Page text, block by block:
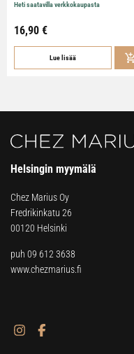
Heti saatavilla verkkokaupasta
16,90 €
Lue lisää
Helsingin myymälä
Chez Marius Oy
Fredrikinkatu 26
00120 Helsinki
puh 09 612 3638
www.chezmarius.fi